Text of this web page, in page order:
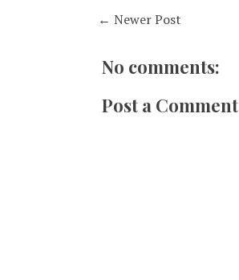
← Newer Post
No comments:
Post a Comment